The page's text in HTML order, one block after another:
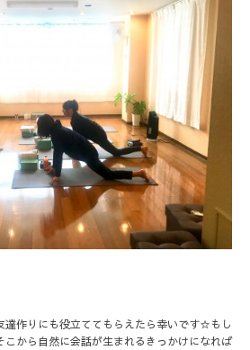
達作りにも役立ててもらえたら幸いです☆もし
こから自然に会話が生まれるきっかけになれば